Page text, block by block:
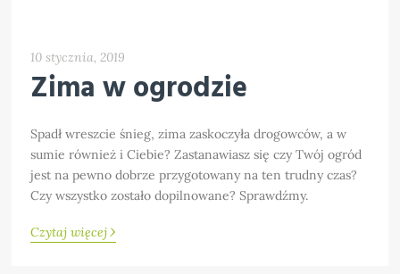
10 stycznia, 2019
Zima w ogrodzie
Spadł wreszcie śnieg, zima zaskoczyła drogowców, a w
sumie również i Ciebie? Zastanawiasz się czy Twój ogród
jest na pewno dobrze przygotowany na ten trudny czas?
Czy wszystko zostało dopilnowane? Sprawdźmy.
Czytaj więcej›